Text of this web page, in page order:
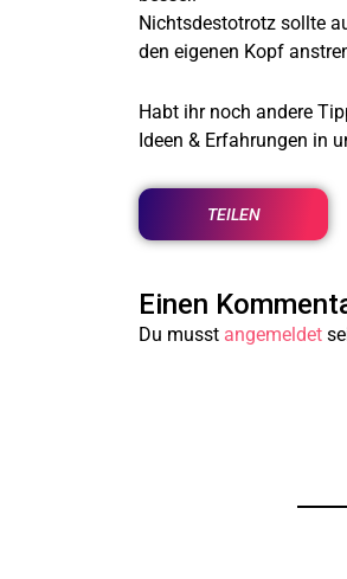
Nichtsdestotrotz sollte
den eigenen Kopf
Habt ihr noch andere
Ideen & Erfahrungen in
TEILEN
Einen
Du musst angemeldet